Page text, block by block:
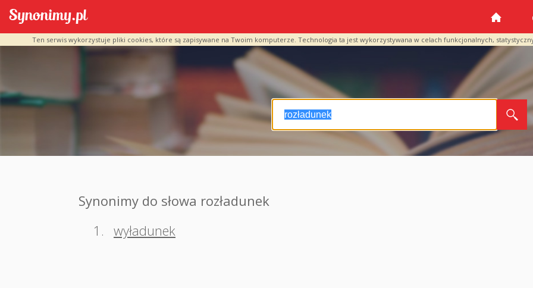
Ten serwis wykorzystuje pliki cookies, które są zapisywane na Twoim komputerze. Technologia ta jest wykorzystywana w celach funkcjonalnych,
Synonimy do słowa rozładunek
1. wyładunek